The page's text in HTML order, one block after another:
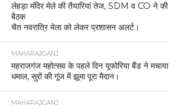
लेहड़ा मंदिर मेले की तैयारियां तेज, SDM व CO ने की
बैठक
चैत नवरात्रि मेला को लेकर प्रशासन अलर्ट।
MAHARAJGANJ
महराजगंज महोत्सव के पहले दिन यूफोरिया बैंड ने मचाया
धमाल, सुरों की गूंज में झूमा पूरा मैदान।
MAHARAJGANJ